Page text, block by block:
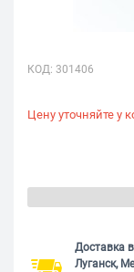
КОД: 301406
Цену уточняйте у
Доставка
Луганск,